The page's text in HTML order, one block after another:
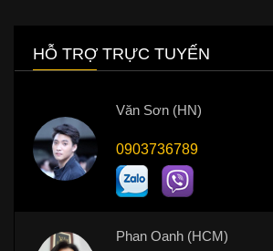
HỖ TRỢ TRỰC TUYẾN
Văn Sơn (HN)
0903736789
Phan Oanh (HCM)